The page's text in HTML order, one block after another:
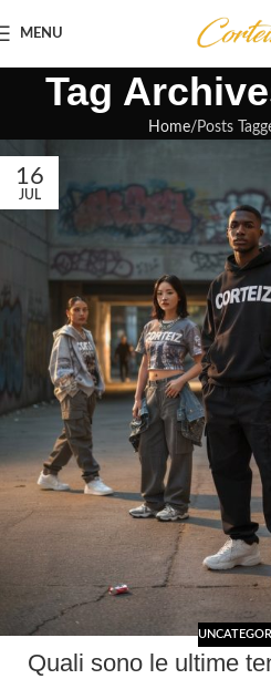
MENU
Tag
Home Posts
16
JUL
Quali sono le ultime